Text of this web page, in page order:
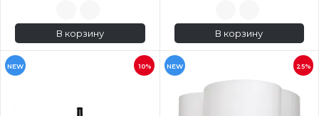
В корзину В корзину
NEW 10% NEW 25%